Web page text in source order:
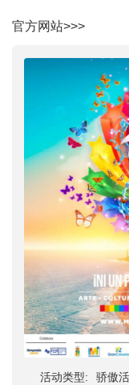
官方网站>>>
活动类型:
骄傲